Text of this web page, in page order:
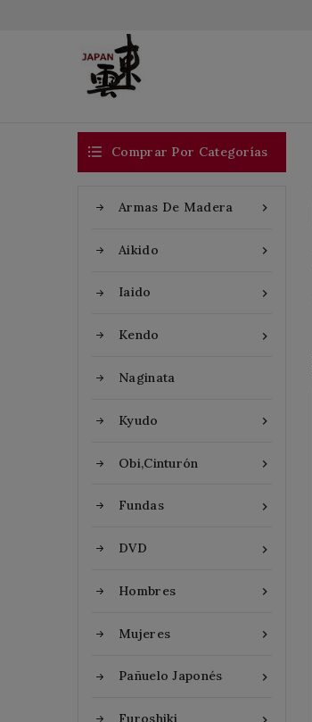
 Comprar Por Categorías

Armas De Madera

Aikido

Iaido

Kendo
Naginata

Kyudo

Obi,Cinturón

Fundas

DVD

Hombres

Mujeres

Pañuelo Japonés
Furoshiki